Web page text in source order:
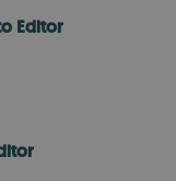
Editor